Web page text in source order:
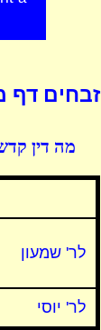
זבחים
מה דין
לר' שמעון
לר' יוסי